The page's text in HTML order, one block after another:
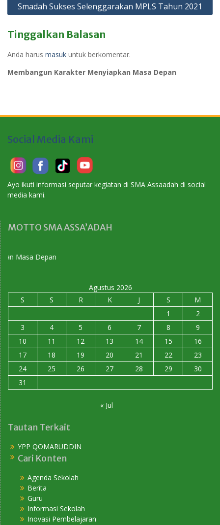
Smadah Sukses Selenggarakan MPLS Tahun 2021
Tinggalkan Balasan
Anda harus masuk untuk berkomentar.
Membangun Karakter Menyiapkan Masa Depan
Social Media Kami
Ayo ikuti informasi seputar kegiatan di SMA Assaadah di social
media kami.
MOTTO SMA ASSA’ADAH
Masa Depan
Agustus 2026
S
S R K J S
M
1
2
3
4 5 6 7 8
9
10
11 12 13 14 15
16
17
18 19 20 21 22
23
24
25 26 27 28 29
30
31
« Jul
Tautan Terkait
YPP QOMARUDDIN
Cari Konten
Agenda Sekolah
Berita
Guru
Informasi Sekolah
Inovasi Pembelajaran